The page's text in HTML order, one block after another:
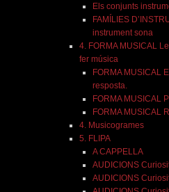
Els conjunts
FAMÍLIES
instrument sona
4. FORMA MUSICAL
fer música
FORMA MUSICAL
resposta.
FORMA MUSICAL
FORMA MUSICAL
4. Musicogrames
5. FLIPA
A CAPPELLA
AUDICIONS
AUDICIONS